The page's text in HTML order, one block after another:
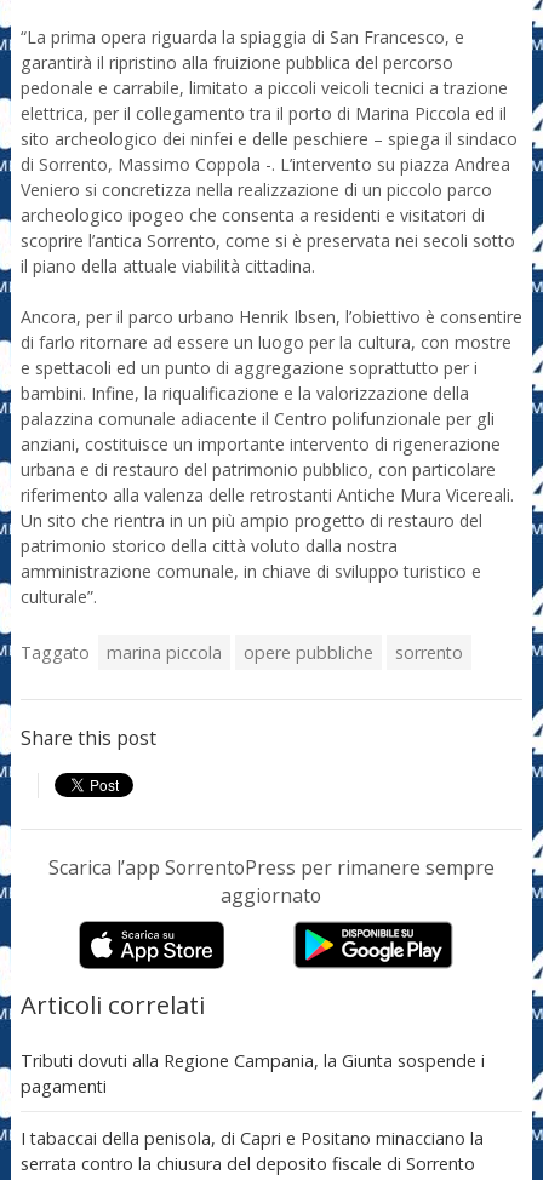
“La prima opera riguarda la spiaggia di San Francesco, e
garantirà il ripristino alla fruizione pubblica del percorso
pedonale e carrabile, limitato a piccoli veicoli tecnici a trazione
elettrica, per il collegamento tra il porto di Marina Piccola ed il
sito archeologico dei ninfei e delle peschiere – spiega il sindaco
di Sorrento, Massimo Coppola -. L’intervento su piazza Andrea
Veniero si concretizza nella realizzazione di un piccolo parco
archeologico ipogeo che consenta a residenti e visitatori di
scoprire l’antica Sorrento, come si è preservata nei secoli sotto
il piano della attuale viabilità cittadina.
Ancora, per il parco urbano Henrik Ibsen, l’obiettivo è consentire
di farlo ritornare ad essere un luogo per la cultura, con mostre
e spettacoli ed un punto di aggregazione soprattutto per i
bambini. Infine, la riqualificazione e la valorizzazione della
palazzina comunale adiacente il Centro polifunzionale per gli
anziani, costituisce un importante intervento di rigenerazione
urbana e di restauro del patrimonio pubblico, con particolare
riferimento alla valenza delle retrostanti Antiche Mura Vicereali.
Un sito che rientra in un più ampio progetto di restauro del
patrimonio storico della città voluto dalla nostra
amministrazione comunale, in chiave di sviluppo turistico e
culturale”.
Taggato marina piccola opere pubbliche sorrento
Share this post
Scarica l’app SorrentoPress per rimanere sempre
aggiornato
Articoli correlati
Tributi dovuti alla Regione Campania, la Giunta sospende i
pagamenti
I tabaccai della penisola, di Capri e Positano minacciano la
serrata contro la chiusura del deposito fiscale di Sorrento